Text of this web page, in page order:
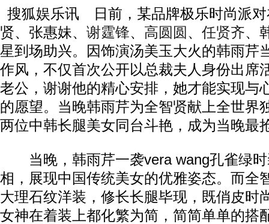
搜狐娱乐讯 日前，某品牌极乐时尚派对
贤、张惠妹、 谢霆锋、 高圆圆 、 任贤齐、
星到场助兴。因饰演汤美玉大火的韩雨芹
作风，不仅首次公开以总裁夫人身份出席
老公，谢谢他的精心安排，她才能实现与
的愿望。当晚韩雨芹为全智贤献上全世界
两位中韩长腿美女同台斗艳，成为当晚最
当晚，韩雨芹一袭vera wang孔雀绿时
相，展现中国传统美女的优雅姿态。而全
大理石纹洋装，修长长腿毕现，既俏皮时
女神在着装上都化繁为简，简简单单的搭